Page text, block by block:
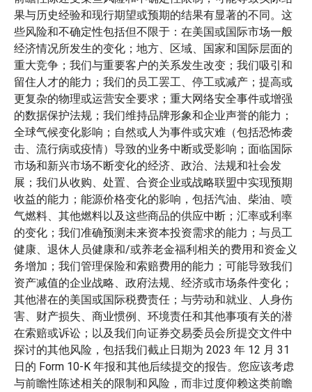
果与历史经验和现行期望或预期的结果有显著的不同。这
些风险和不确定性包括但不限于：在美国或国际市场一般
经济情况所发生的变化；地方、区域、国家和国际层面的
重大竞争；我们与重要客户的关系发生改变；我们吸引和
留住人才的能力；我们的员工罢工、停工或减产；提高或
更复杂的物理或运营安全要求；重大网络安全事件或增强
的数据保护法规；我们维持品牌形象和企业声誉的能力；
全球气候变化影响；自然或人为事件或灾难（包括恐怖袭
击、流行病或疫情）导致的业务中断或受影响；面临国际
市场和新兴市场不断变化的经济、政治、法规和社会发
展；我们从收购、处置、合资企业或战略联盟中实现预期
收益的能力；能源价格变化的影响，包括汽油、柴油、喷
气燃料、其他燃料以及这些商品的供应中断；汇率或利率
的变化；我们准确预测未来资本投资需求的能力；与员工
健康、退休人员健康和/或养老金福利相关的费用和资金义
务增加；我们管理保险和索赔费用的能力；可能导致我们
资产减值的企业战略、政府法规、经济或市场条件变化；
其他潜在的美国或国际税费责任；与劳动和就业、人身伤
害、财产损失、商业惯例、环境责任和其他事项有关的潜
在索赔或诉讼；以及我们向证券交易委员会所提交文件中
探讨的其他风险，包括我们截止日期为 2023 年 12 月 31
日的 Form 10-K 年报和其他后续提交的报告。您应该考虑
与前瞻性陈述相关的限制和风险，而非过度仰赖这类前瞻